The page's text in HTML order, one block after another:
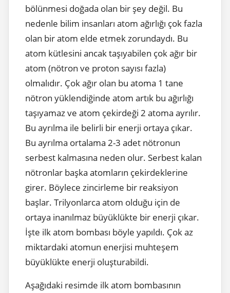
bölünmesi doğada olan bir şey değil. Bu
nedenle bilim insanları atom ağırlığı çok fazla
olan bir atom elde etmek zorundaydı. Bu
atom kütlesini ancak taşıyabilen çok ağır bir
atom (nötron ve proton sayısı fazla)
olmalıdır. Çok ağır olan bu atoma 1 tane
nötron yüklendiğinde atom artık bu ağırlığı
taşıyamaz ve atom çekirdeği 2 atoma ayrılır.
Bu ayrılma ile belirli bir enerji ortaya çıkar.
Bu ayrılma ortalama 2-3 adet nötronun
serbest kalmasına neden olur. Serbest kalan
nötronlar başka atomların çekirdeklerine
girer. Böylece zincirleme bir reaksiyon
başlar. Trilyonlarca atom olduğu için de
ortaya inanılmaz büyüklükte bir enerji çıkar.
İşte ilk atom bombası böyle yapıldı. Çok az
miktardaki atomun enerjisi muhteşem
büyüklükte enerji oluşturabildi.
Aşağıdaki resimde ilk atom bombasının